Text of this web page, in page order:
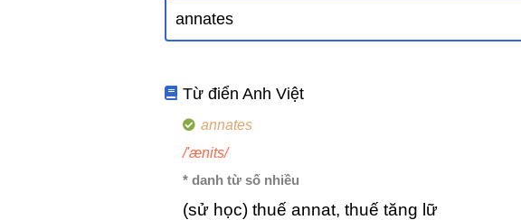
Từ điển Anh Việt
annates
/'ænits/
* danh từ số nhiều
(sử học) thuế annat, thuế tăng lữ